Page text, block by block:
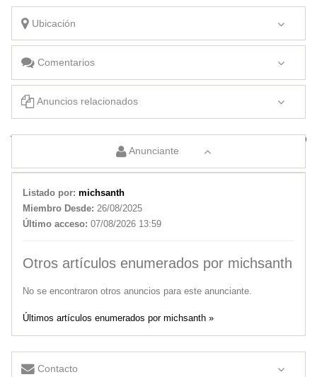
Ubicación
Comentarios
Anuncios relacionados
Toyota Etios 1.5 Xls At Toyota Yaris 2020
Anunciante
Listado por: michsanth
Miembro Desde: 26/08/2025
Último acceso: 07/08/2026 13:59
Otros artículos enumerados por michsanth
No se encontraron otros anuncios para este anunciante.
Últimos artículos enumerados por michsanth »
Contacto